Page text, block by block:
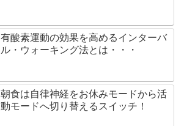
有酸素運動の効果を高めるインターバ
ル・ウォーキング法とは・・・
朝食は自律神経をお休みモードから活
動モードへ切り替えるスイッチ！